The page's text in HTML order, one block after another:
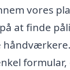
vores
at finde
formular,